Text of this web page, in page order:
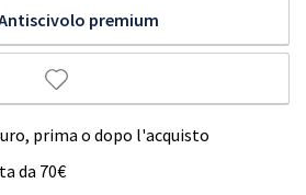
premium
prima o dopo l'acquisto
da 70€